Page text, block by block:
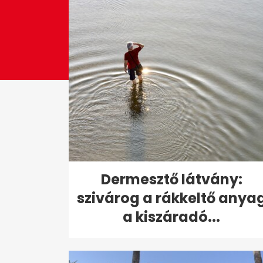
Dermesztő látvány:
szivárog a rákkeltő
a kiszáradó...